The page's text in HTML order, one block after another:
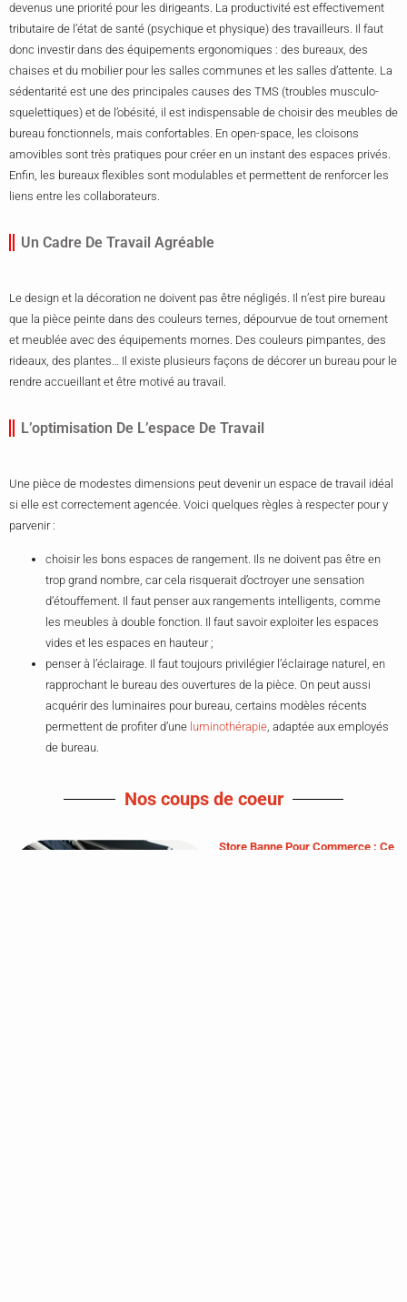
devenus une priorité pour les dirigeants. La productivité est effectivement
tributaire de l’état de santé (psychique et physique) des travailleurs. Il faut
donc investir dans des équipements ergonomiques : des bureaux, des
chaises et du mobilier pour les salles communes et les salles d’attente. La
sédentarité est une des principales causes des TMS (troubles musculo-
squelettiques) et de l’obésité, il est indispensable de choisir des meubles de
bureau fonctionnels, mais confortables. En open-space, les cloisons
amovibles sont très pratiques pour créer en un instant des espaces privés.
Enfin, les bureaux flexibles sont modulables et permettent de renforcer les
liens entre les collaborateurs.
Un Cadre De Travail Agréable
Le design et la décoration ne doivent pas être négligés. Il n’est pire bureau
que la pièce peinte dans des couleurs ternes, dépourvue de tout ornement
et meublée avec des équipements mornes. Des couleurs pimpantes, des
rideaux, des plantes… Il existe plusieurs façons de décorer un bureau pour le
rendre accueillant et être motivé au travail.
L’optimisation De L’espace De Travail
Une pièce de modestes dimensions peut devenir un espace de travail idéal
si elle est correctement agencée. Voici quelques règles à respecter pour y
parvenir :
choisir les bons espaces de rangement. Ils ne doivent pas être en
trop grand nombre, car cela risquerait d’octroyer une sensation
d’étouffement. Il faut penser aux rangements intelligents, comme
les meubles à double fonction. Il faut savoir exploiter les espaces
vides et les espaces en hauteur ;
penser à l’éclairage. Il faut toujours privilégier l’éclairage naturel, en
rapprochant le bureau des ouvertures de la pièce. On peut aussi
acquérir des luminaires pour bureau, certains modèles récents
permettent de profiter d’une luminothérapie, adaptée aux employés
de bureau.
Nos coups de coeur
Store Banne Pour Commerce : Ce